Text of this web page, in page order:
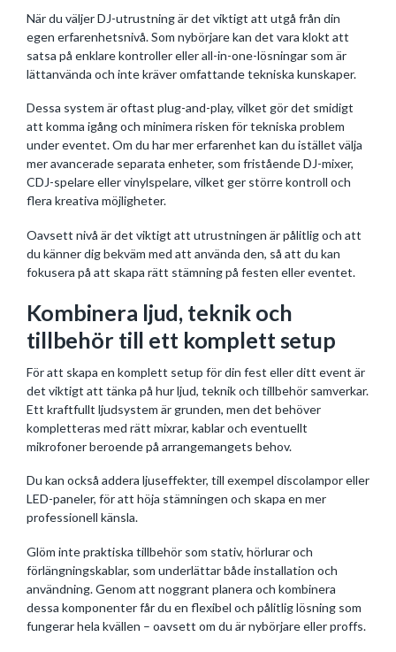
När du väljer DJ-utrustning är det viktigt att utgå från din
egen erfarenhetsnivå. Som nybörjare kan det vara klokt att
satsa på enklare kontroller eller all-in-one-lösningar som är
lättanvända och inte kräver omfattande tekniska kunskaper.
Dessa system är oftast plug-and-play, vilket gör det smidigt
att komma igång och minimera risken för tekniska problem
under eventet. Om du har mer erfarenhet kan du istället välja
mer avancerade separata enheter, som fristående DJ-mixer,
CDJ-spelare eller vinylspelare, vilket ger större kontroll och
flera kreativa möjligheter.
Oavsett nivå är det viktigt att utrustningen är pålitlig och att
du känner dig bekväm med att använda den, så att du kan
fokusera på att skapa rätt stämning på festen eller eventet.
Kombinera ljud, teknik och
tillbehör till ett komplett setup
För att skapa en komplett setup för din fest eller ditt event är
det viktigt att tänka på hur ljud, teknik och tillbehör samverkar.
Ett kraftfullt ljudsystem är grunden, men det behöver
kompletteras med rätt mixrar, kablar och eventuellt
mikrofoner beroende på arrangemangets behov.
Du kan också addera ljuseffekter, till exempel discolampor eller
LED-paneler, för att höja stämningen och skapa en mer
professionell känsla.
Glöm inte praktiska tillbehör som stativ, hörlurar och
förlängningskablar, som underlättar både installation och
användning. Genom att noggrant planera och kombinera
dessa komponenter får du en flexibel och pålitlig lösning som
fungerar hela kvällen – oavsett om du är nybörjare eller proffs.